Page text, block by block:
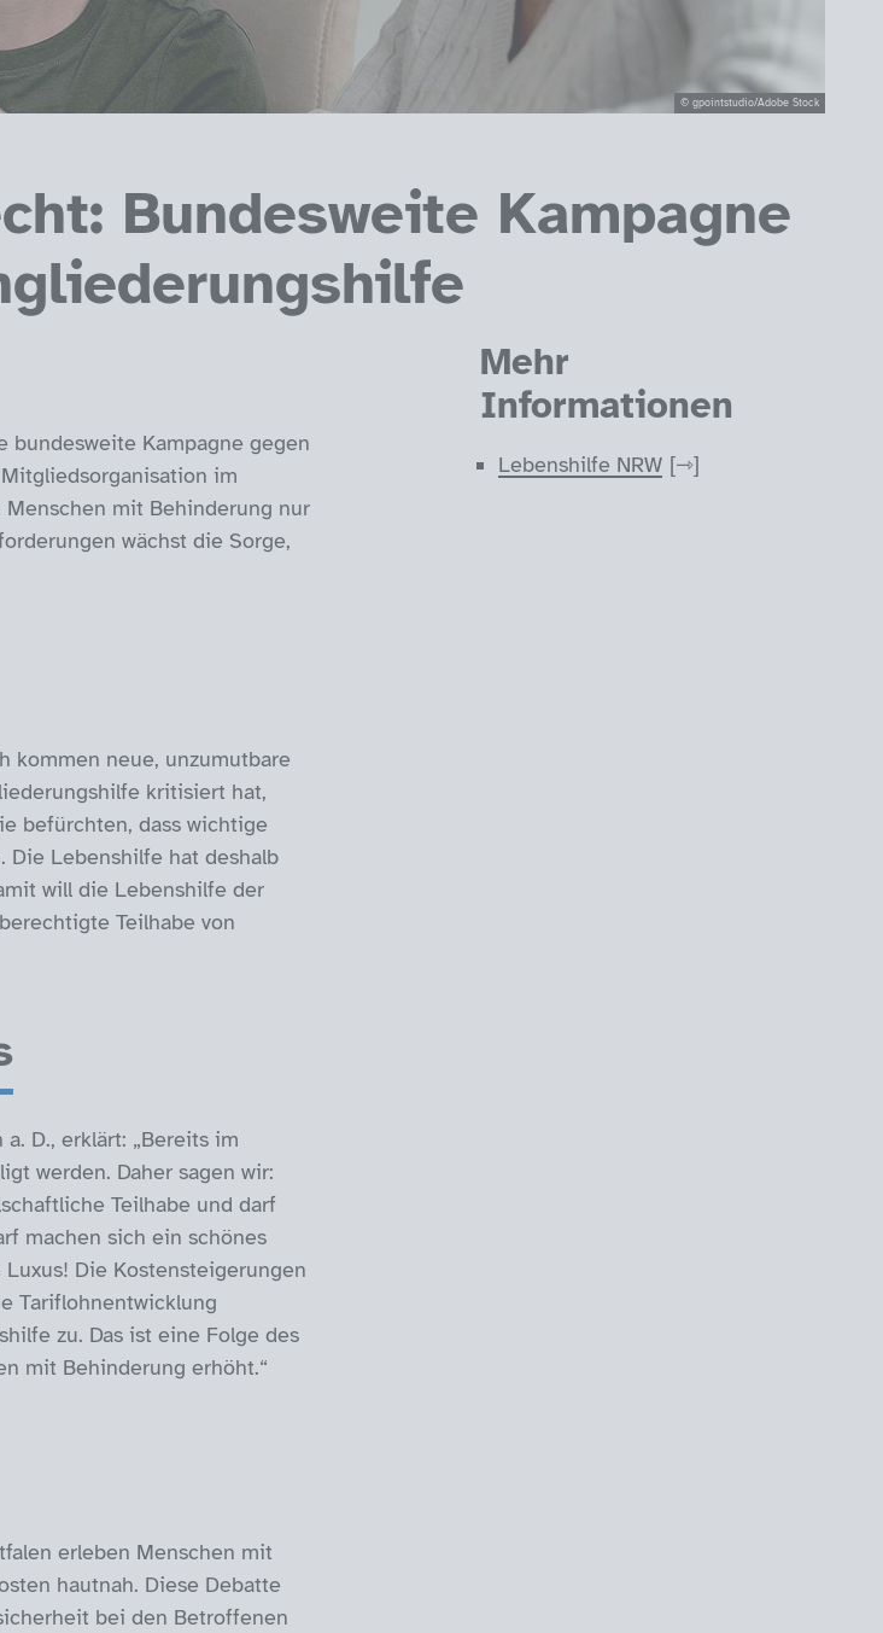
© gpointstudio/Adobe Stock
Bundesweite Kampagne
bundesweite Kampagne gegen
im
Menschen mit Behinderung nur
wächst die Sorge,
kommen neue, unzumutbare
kritisiert hat,
befürchten, dass wichtige
Die Lebenshilfe hat deshalb
will die Lebenshilfe der
Teilhabe von
D., erklärt: „Bereits im
werden. Daher sagen wir:
Teilhabe und darf
machen sich ein schönes
Die Kostensteigerungen
Tariflohnentwicklung
zu. Das ist eine Folge des
mit Behinderung erhöht.“
erleben Menschen mit
hautnah. Diese Debatte
bei den Betroffenen
Mehr
Informationen
Lebenshilfe NRW